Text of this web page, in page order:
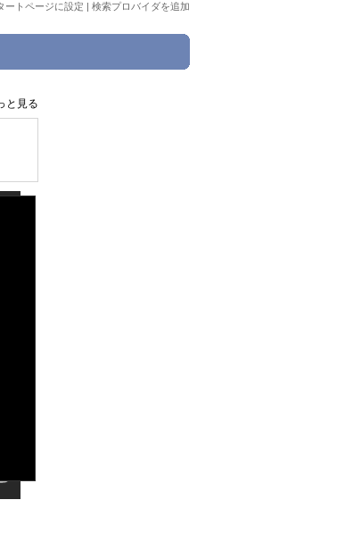
ートページに設定 | 検索プロバイダを追加
と見る